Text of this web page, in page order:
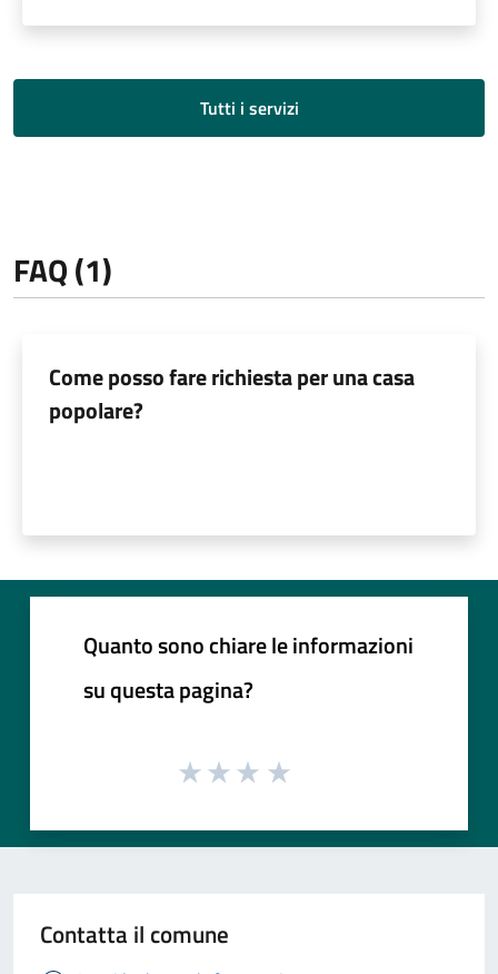
Tutti i servizi
FAQ (1)
Come posso fare richiesta per una casa
popolare?
Quanto sono chiare le informazioni
su questa pagina?
Contatta il comune